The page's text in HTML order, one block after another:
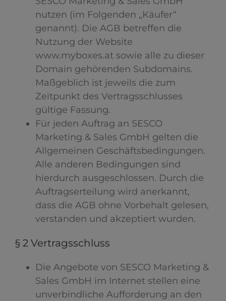
nutzen (im Folgenden „Käufer“
genannt). Die AGB betreffen die
Nutzung der Website
www.myboxes.at sowie alle zu dieser
Domain gehörenden Subdomains.
Maßgeblich ist jeweils die zum
Zeitpunkt des Vertragsschlusses
gültige Fassung.
Für jeden Auftrag an SESCO
Marketing & Sales GmbH gelten die
Allgemeinen Geschäftsbedingungen.
Alle anderen Bedingungen sind
hierdurch ausgeschlossen. Durch die
Auftragserteilung wird anerkannt,
dass die AGB ohne Vorbehalt gelesen,
verstanden und akzeptiert wurden.
§ 2 Vertragsschluss
Die Angebote von SESCO Marketing &
Sales GmbH im Internet stellen eine
unverbindliche Aufforderung an den